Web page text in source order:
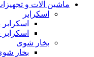
ماشین آلات و
اسکرابر
بخار شوی
بخار